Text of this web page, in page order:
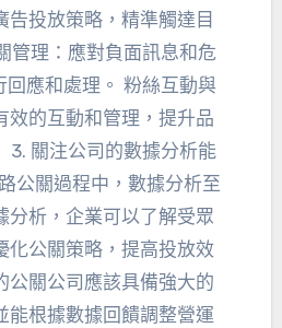
告投放策略，精準觸達目
管理：應對負面訊息和危
回應和處理。 粉絲互動與
效的互動和管理，提升品
3. 關注公司的數據分析能
公關過程中，數據分析至
分析，企業可以了解受眾
化公關策略，提高投放效
公關公司應該具備強大的
能根據數據回饋調整營運